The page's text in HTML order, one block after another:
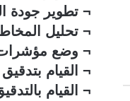
¬ تطوير جودة
¬ تحليل المخاطر
¬ وضع مؤشرات
¬ القيام
¬ القيام